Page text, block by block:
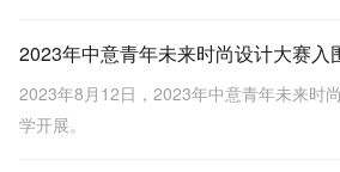
2023年中意青年未来时尚设计大赛入
2023年8月12日，2023年中意青年未来时
学开展。